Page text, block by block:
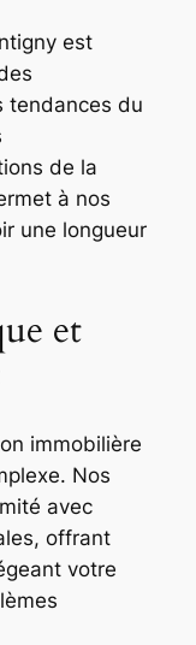
est
tendances du
de la
à nos
une longueur
et
immobilière
Nos
avec
offrant
votre